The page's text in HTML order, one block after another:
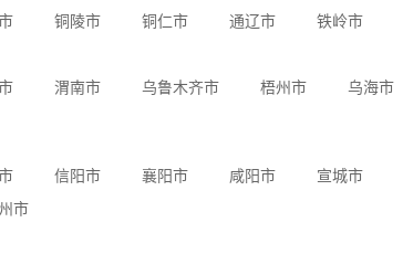
铜陵市 铜仁市 通辽市 铁岭市
渭南市 乌鲁木齐市 梧州市 乌海市
信阳市 襄阳市 咸阳市 宣城市
市